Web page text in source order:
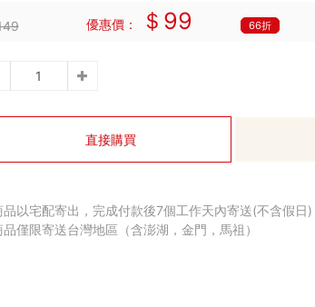
優惠價： ＄99 66折
直接購買
品以宅配寄出，完成付款後7個工作天內寄送(不含假日)
品僅限寄送台灣地區（含澎湖，金門，馬祖）